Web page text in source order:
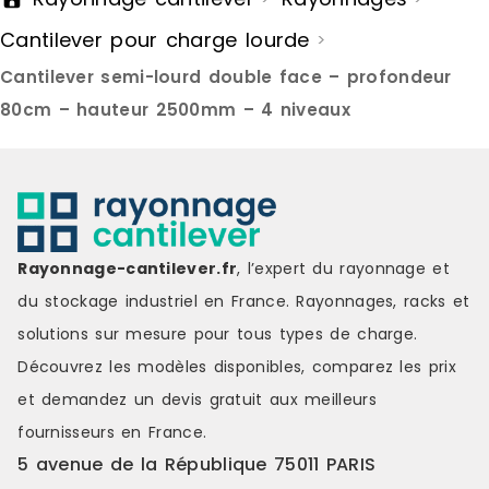
optimisant l'organisation de
l'espace.Conception stable pour
installation fixeMonté sur pieds, ce
modèle garantit une excellente
environnement industriel.Capacité
de charge adaptéeChaque niveau
peut supporter jusqu'à 65 kgs pour
une charge admissible totale de
350 kgs, assurant un stockage
fiable et sécurisé.Prêt à
l'emploiLivré entièrement
assemblé, le Cantilever 3 niveaux
est immédiatement opérationnel
et constitue une solution simple et
efficace pour organiser le
stockage de charges longues.
Référence : 18A-1 Disponibilité :
Disponible Marque : Trilogiq
usage
Cantilever
constitue
allier
Référence
Cantilever pour charge lourde >
Cantilever semi-lourd double face – profondeur
80cm – hauteur 2500mm – 4 niveaux
Rayonnage-cantilever.fr, l’expert du rayonnage et
du stockage industriel en France. Rayonnages, racks et
solutions sur mesure pour tous types de charge.
Découvrez les modèles disponibles, comparez les prix
et demandez un devis gratuit aux meilleurs
fournisseurs en France.
5 avenue de la République 75011 PARIS